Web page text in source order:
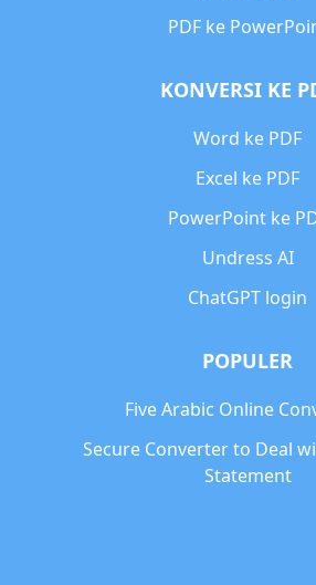
PDF ke
KONVERSI KE
Word ke PDF
Excel ke PDF
PowerPoint ke
Undress AI
ChatGPT login
POPULER
Five Arabic Online
Secure Converter to Deal
Statement